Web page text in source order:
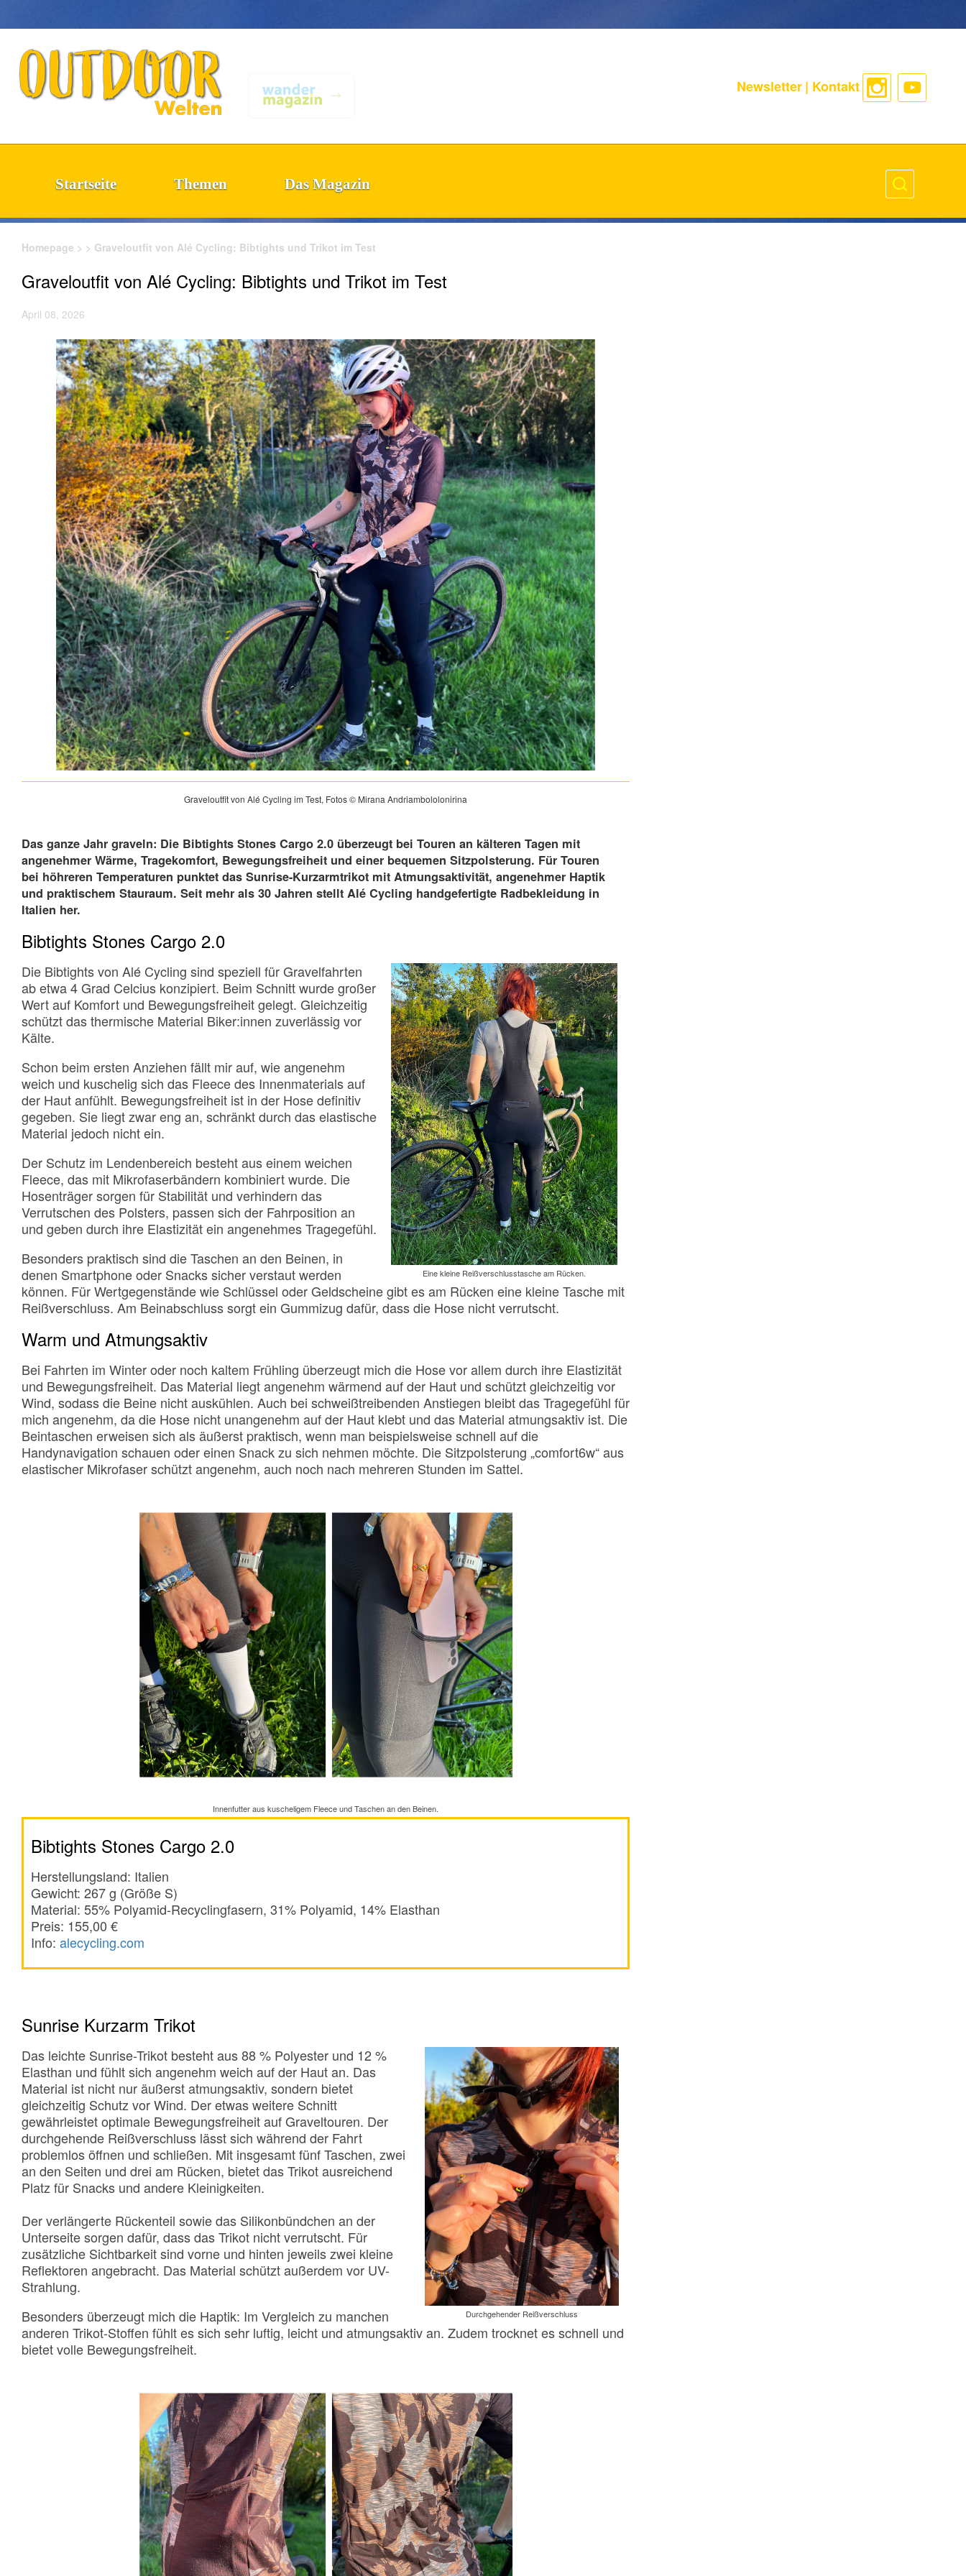
Newsletter| Kontakt
Startseite Themen Das Magazin
Homepage > > Graveloutfit von Alé Cycling: Bibtights und Trikot im Test
Graveloutfit von Alé Cycling: Bibtights und Trikot im Test
April 08, 2026
Graveloutfit von Alé Cycling im Test, Fotos © Mirana Andriambololonirina
Das ganze Jahr graveln: Die Bibtights Stones Cargo 2.0 überzeugt bei Touren an kälteren Tagen mit
angenehmer Wärme, Tragekomfort, Bewegungsfreiheit und einer bequemen Sitzpolsterung. Für Touren
bei höhreren Temperaturen punktet das Sunrise-Kurzarmtrikot mit Atmungsaktivität, angenehmer Haptik
und praktischem Stauraum. Seit mehr als 30 Jahren stellt Alé Cycling handgefertigte Radbekleidung in
Italien her.
Bibtights Stones Cargo 2.0
Eine kleine Reißverschlusstasche am Rücken.
Die Bibtights von Alé Cycling sind speziell für Gravelfahrten
ab etwa 4 Grad Celcius konzipiert. Beim Schnitt wurde großer
Wert auf Komfort und Bewegungsfreiheit gelegt. Gleichzeitig
schützt das thermische Material Biker:innen zuverlässig vor
Kälte.
Schon beim ersten Anziehen fällt mir auf, wie angenehm
weich und kuschelig sich das Fleece des Innenmaterials auf
der Haut anfühlt. Bewegungsfreiheit ist in der Hose definitiv
gegeben. Sie liegt zwar eng an, schränkt durch das elastische
Material jedoch nicht ein.
Der Schutz im Lendenbereich besteht aus einem weichen
Fleece, das mit Mikrofaserbändern kombiniert wurde. Die
Hosenträger sorgen für Stabilität und verhindern das
Verrutschen des Polsters, passen sich der Fahrposition an
und geben durch ihre Elastizität ein angenehmes Tragegefühl.
Besonders praktisch sind die Taschen an den Beinen, in
denen Smartphone oder Snacks sicher verstaut werden
können. Für Wertgegenstände wie Schlüssel oder Geldscheine gibt es am Rücken eine kleine Tasche mit
Reißverschluss. Am Beinabschluss sorgt ein Gummizug dafür, dass die Hose nicht verrutscht.
Warm und Atmungsaktiv
Bei Fahrten im Winter oder noch kaltem Frühling überzeugt mich die Hose vor allem durch ihre Elastizität
und Bewegungsfreiheit. Das Material liegt angenehm wärmend auf der Haut und schützt gleichzeitig vor
Wind, sodass die Beine nicht auskühlen. Auch bei schweißtreibenden Anstiegen bleibt das Tragegefühl für
mich angenehm, da die Hose nicht unangenehm auf der Haut klebt und das Material atmungsaktiv ist. Die
Beintaschen erweisen sich als äußerst praktisch, wenn man beispielsweise schnell auf die
Handynavigation schauen oder einen Snack zu sich nehmen möchte. Die Sitzpolsterung „comfort6w“ aus
elastischer Mikrofaser schützt angenehm, auch noch nach mehreren Stunden im Sattel.
Innenfutter aus kuscheligem Fleece und Taschen an den Beinen.
Bibtights Stones Cargo 2.0
Herstellungsland: Italien
Gewicht: 267 g (Größe S)
Material: 55% Polyamid-Recyclingfasern, 31% Polyamid, 14% Elasthan
Preis: 155,00 €
Info: alecycling.com
Sunrise Kurzarm Trikot
Durchgehender Reißverschluss
Das leichte Sunrise-Trikot besteht aus 88 % Polyester und 12 %
Elasthan und fühlt sich angenehm weich auf der Haut an. Das
Material ist nicht nur äußerst atmungsaktiv, sondern bietet
gleichzeitig Schutz vor Wind. Der etwas weitere Schnitt
gewährleistet optimale Bewegungsfreiheit auf Graveltouren. Der
durchgehende Reißverschluss lässt sich während der Fahrt
problemlos öffnen und schließen. Mit insgesamt fünf Taschen, zwei
an den Seiten und drei am Rücken, bietet das Trikot ausreichend
Platz für Snacks und andere Kleinigkeiten.
Der verlängerte Rückenteil sowie das Silikonbündchen an der
Unterseite sorgen dafür, dass das Trikot nicht verrutscht. Für
zusätzliche Sichtbarkeit sind vorne und hinten jeweils zwei kleine
Reflektoren angebracht. Das Material schützt außerdem vor UV-
Strahlung.
Besonders überzeugt mich die Haptik: Im Vergleich zu manchen
anderen Trikot-Stoffen fühlt es sich sehr luftig, leicht und atmungsaktiv an. Zudem trocknet es schnell und
bietet volle Bewegungsfreiheit.